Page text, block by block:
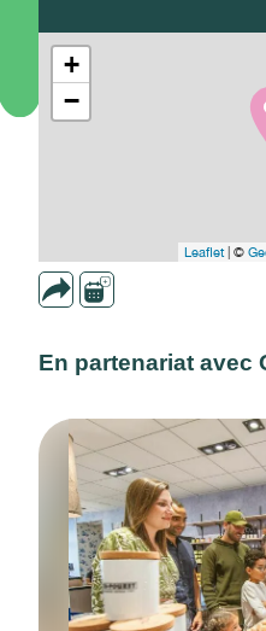
+
−
Leaflet| ©
En partenariat avec